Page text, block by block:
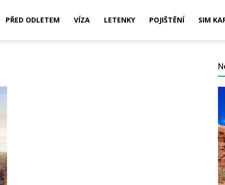
PŘED ODLETEM VÍZA LETENKY POJIŠTĚNÍ SIM